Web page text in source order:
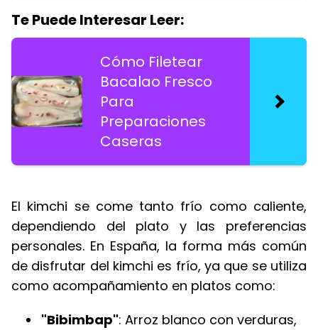
Te Puede Interesar Leer:
Cómo Filetear
Bacalao Fresco
Para
Preparaciones
Caseras
El kimchi se come tanto frío como caliente,
dependiendo del plato y las preferencias
personales. En España, la forma más común
de disfrutar del kimchi es frío, ya que se utiliza
como acompañamiento en platos como:
"Bibimbap": Arroz blanco con verduras,